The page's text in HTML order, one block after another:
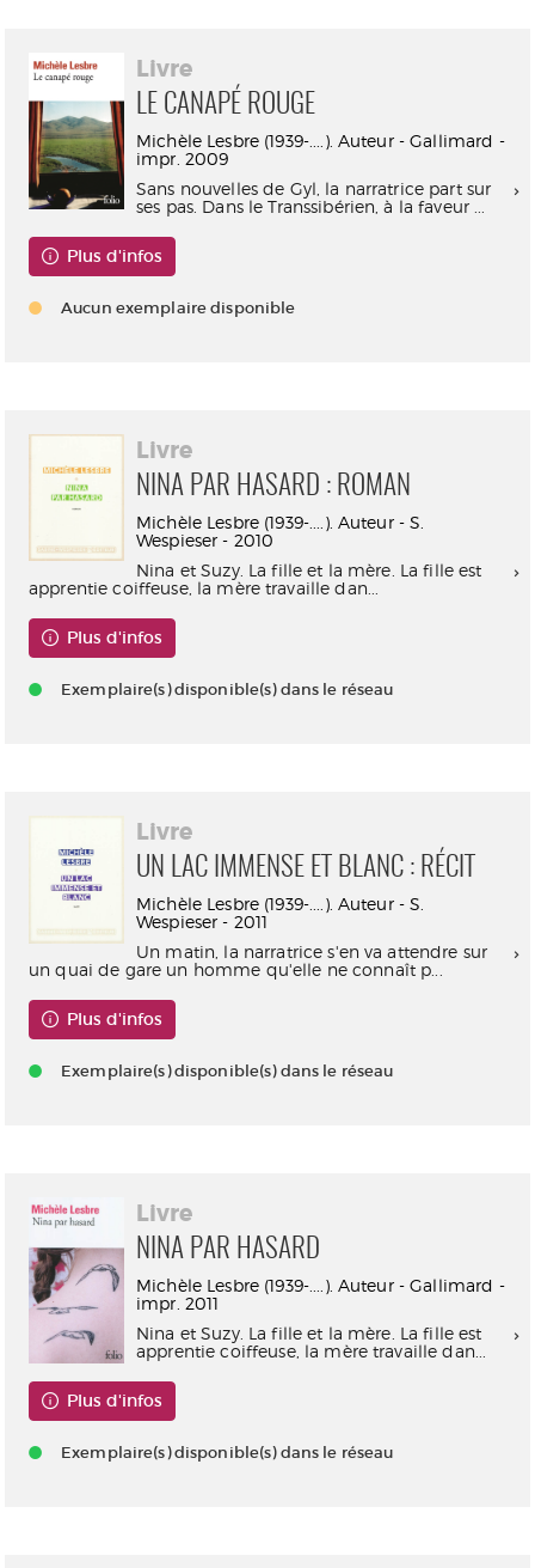
Livre
LE CANAPÉ ROUGE
Michèle Lesbre (1939-....). Auteur - Gallimard -
impr. 2009
Sans nouvelles de Gyl, la narratrice part sur
ses pas. Dans le Transsibérien, à la faveur ...
Plus d'infos
Aucun exemplaire disponible
Livre
NINA PAR HASARD : ROMAN
Michèle Lesbre (1939-....). Auteur - S.
Wespieser - 2010
Nina et Suzy. La fille et la mère. La fille est
apprentie coiffeuse, la mère travaille dan...
Plus d'infos
Exemplaire(s) disponible(s) dans le réseau
Livre
UN LAC IMMENSE ET BLANC : RÉCIT
Michèle Lesbre (1939-....). Auteur - S.
Wespieser - 2011
Un matin, la narratrice s'en va attendre sur
un quai de gare un homme qu'elle ne connaît p...
Plus d'infos
Exemplaire(s) disponible(s) dans le réseau
Livre
NINA PAR HASARD
Michèle Lesbre (1939-....). Auteur - Gallimard -
impr. 2011
Nina et Suzy. La fille et la mère. La fille est
apprentie coiffeuse, la mère travaille dan...
Plus d'infos
Exemplaire(s) disponible(s) dans le réseau